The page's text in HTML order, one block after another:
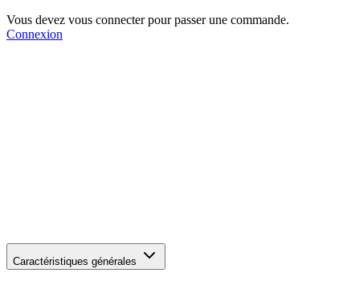
Vous devez vous connecter pour passer une commande.
Connexion
Caractéristiques générales